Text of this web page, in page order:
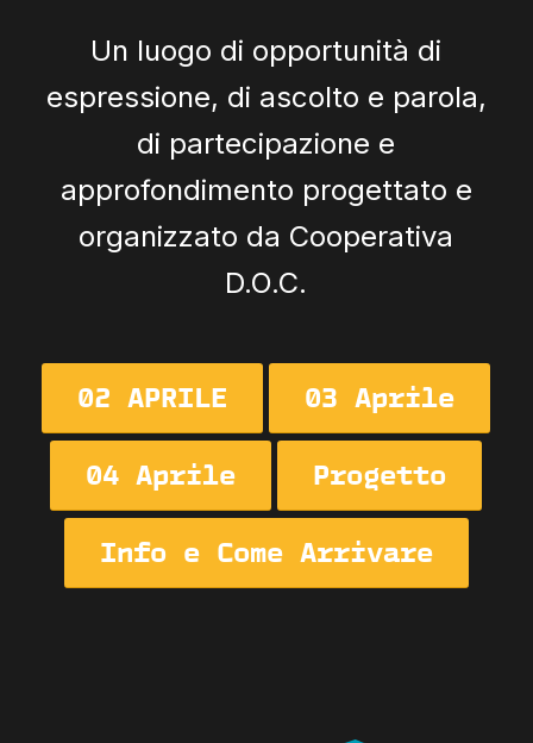
Un luogo di opportunità di
espressione, di ascolto e parola,
di partecipazione e
approfondimento progettato e
organizzato da Cooperativa
D.O.C.
02 APRILE 03 Aprile
04 Aprile Progetto
Info e Come Arrivare